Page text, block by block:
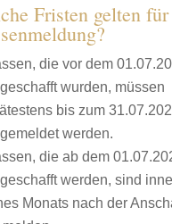
Fristen gelten
die vor dem
wurden, müssen
bis zum
werden.
die ab dem
werden, sind
Monats nach der